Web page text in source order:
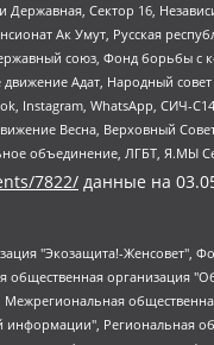
Сектор 16,
Ак Умут, Русская
союз, Фонд борьбы с
Адат, Народный
Instagram, WhatsApp, СИЧ-
Весна, Верховный
объединение, ЛГБТ, Я.МЫ
7822/ данные на
Кавказ.Реалии, Крым.Реалии, Телеканал Настоящее Время, Татаро-башкирская служба Радио Свобода (Azatliq Radiosi), Радио Свободная Европа/Радио Свобода (PCE/PC), "Сибирь.Реалии", "Фактограф", Благотворительный фонд помощи осужденным и их семьям, Автономная некоммерческая организация "Институт глобализации и социальных движений", Фонд "В защиту прав заключенных", Частное учреждение "Центр поддержки и содействия развитию средств массовой информации", Пензенский региональный общественный благотворительный фонд "Гражданский союз", "Север.Реалии", Некоммерческая организация Фонд "Правовая инициатива", Общество с ограниченной ответственностью "Радио Свободная Европа/Радио Свобода", Чешское информационное агентство "MEDIUM-ORIENT", Красноярская региональная общественная организация "Мы против СПИДа", Камалягин Денис Николаевич, Маркелов Сергей Евгеньевич, Пономарев Лев Александрович, Савицкая Людмила Алексеевна, Автономная некоммерческая организация "Центр по работе с проблемой насилия "НАСИЛИЮ.НЕТ", Межрегиональный профессиональный союз работников здравоохранения "Альянс врачей", Юридическое лицо, зарегистрированное в Латвийской Республике, SIA "Medusa Project" (регистрационный номер 40103797863, дата регистрации 10.06.2014),